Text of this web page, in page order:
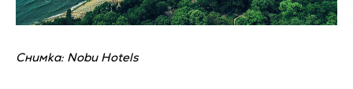
Снимка: Nobu Hotels